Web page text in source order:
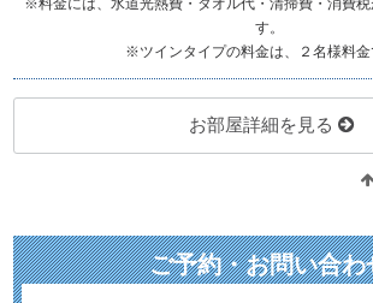
※料金には、水道光熱費・タオル代・清掃費・消費税
す。
※ツインタイプの料金は、２名様料金
お部屋詳細を見る
ご予約・お問い合わ